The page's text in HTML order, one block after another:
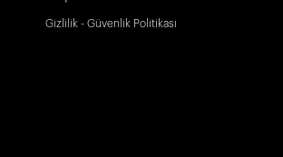
Gizlilik - Güvenlik Politikası